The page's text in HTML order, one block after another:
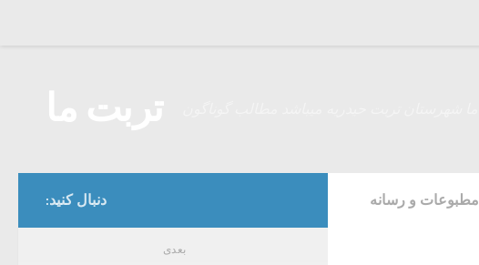
مطبوعات و رسانه
دنبال کنید:
بعدی